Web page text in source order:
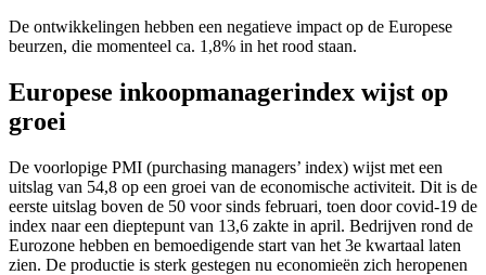
De ontwikkelingen hebben een negatieve impact op de Europese
beurzen, die momenteel ca. 1,8% in het rood staan.
Europese inkoopmanagerindex wijst op
groei
De voorlopige PMI (purchasing managers’ index) wijst met een
uitslag van 54,8 op een groei van de economische activiteit. Dit is de
eerste uitslag boven de 50 voor sinds februari, toen door covid-19 de
index naar een dieptepunt van 13,6 zakte in april. Bedrijven rond de
Eurozone hebben en bemoedigende start van het 3e kwartaal laten
zien. De productie is sterk gestegen nu economieën zich heropenen